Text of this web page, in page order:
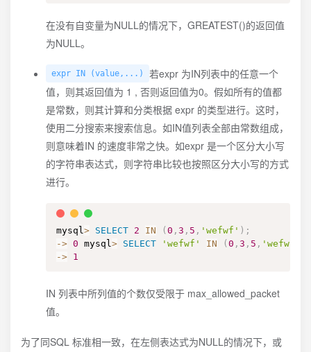
在没有自变量为NULL的情况下，GREATEST()的返回值
为NULL。
expr IN (value,...)
若expr 为IN列表中的任意一个
值，则其返回值为 1 , 否则返回值为0。假如所有的值都
是常数，则其计算和分类根据 expr 的类型进行。这时，
使用二分搜索来搜索信息。如IN值列表全部由常数组成，
则意味着IN 的速度非常之快。如expr 是一个区分大小写
的字符串表达式，则字符串比较也按照区分大小写的方式
进行。
mysql> SELECT 2 IN ( 0 , 3 , 5 , 'wefwf' ) ;
-> 0 mysql> SELECT 'wefwf' IN ( 0 , 3 , 5 , 'wefwf'
-> 1
IN 列表中所列值的个数仅受限于 max_allowed_packet
值。
为了同SQL 标准相一致，在左侧表达式为NULL的情况下，或